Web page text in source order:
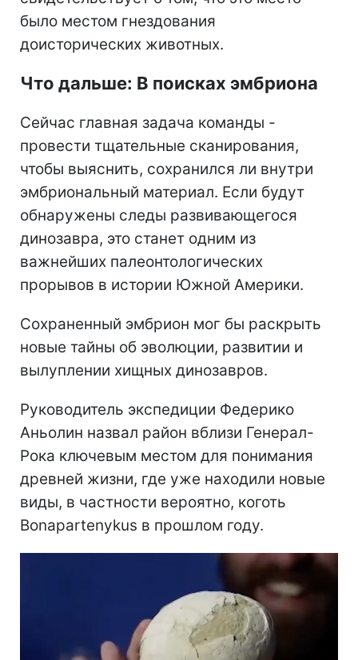
было местом гнездования
доисторических животных.
Что дальше: В поисках эмбриона
Сейчас главная задача команды -
провести тщательные сканирования,
чтобы выяснить, сохранился ли внутри
эмбриональный материал. Если будут
обнаружены следы развивающегося
динозавра, это станет одним из
важнейших палеонтологических
прорывов в истории Южной Америки.
Сохраненный эмбрион мог бы раскрыть
новые тайны об эволюции, развитии и
вылуплении хищных динозавров.
Руководитель экспедиции Федерико
Аньолин назвал район вблизи Генерал-
Рока ключевым местом для понимания
древней жизни, где уже находили новые
виды, в частности вероятно, коготь
Bonapartenykus в прошлом году.